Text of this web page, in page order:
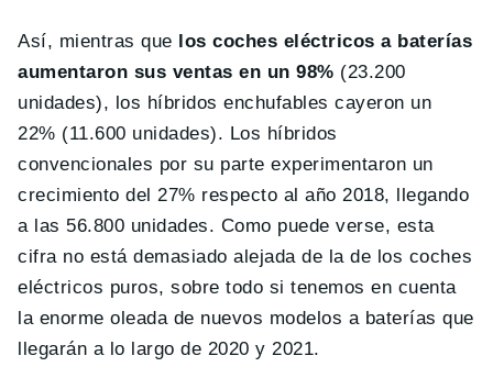
Así, mientras que los coches eléctricos a baterías
aumentaron sus ventas en un 98% (23.200
unidades), los híbridos enchufables cayeron un
22% (11.600 unidades). Los híbridos
convencionales por su parte experimentaron un
crecimiento del 27% respecto al año 2018, llegando
a las 56.800 unidades. Como puede verse, esta
cifra no está demasiado alejada de la de los coches
eléctricos puros, sobre todo si tenemos en cuenta
la enorme oleada de nuevos modelos a baterías que
llegarán a lo largo de 2020 y 2021.